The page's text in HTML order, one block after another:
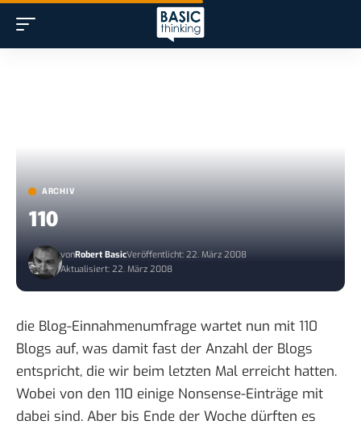
ARCHIV
110
vonRobert BasicVeröffentlicht: 22. März 2008
Aktualisiert: 22. März 2008
die Blog-Einnahmenumfrage wartet nun mit 110
Blogs auf, was damit fast der Anzahl der Blogs
entspricht, die wir beim letzten Mal erreicht hatten.
Wobei von den 110 einige Nonsense-Einträge mit
dabei sind. Aber bis Ende der Woche dürften es